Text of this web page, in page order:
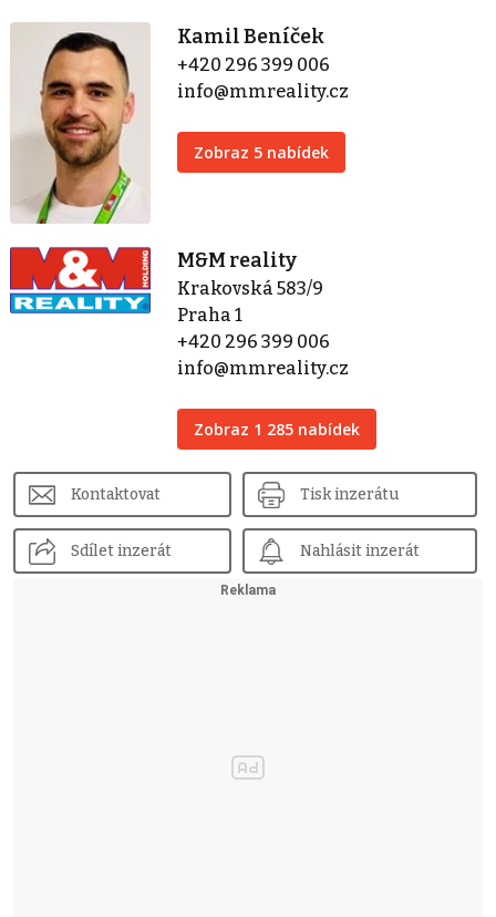
Kamil Beníček
+420 296 399 006
info@mmreality.cz
Zobraz 5 nabídek
M&M reality
Krakovská 583/9
Praha 1
+420 296 399 006
info@mmreality.cz
Zobraz 1 285 nabídek
Kontaktovat Tisk inzerátu
Sdílet inzerát Nahlásit inzerát